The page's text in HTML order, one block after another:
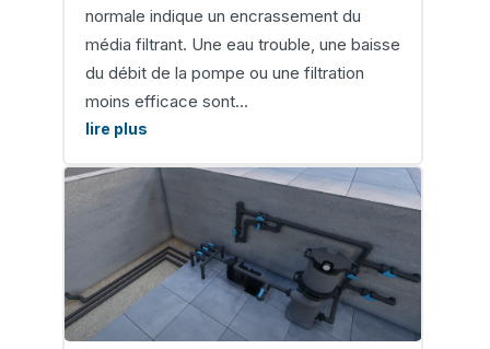
normale indique un encrassement du
média filtrant. Une eau trouble, une baisse
du débit de la pompe ou une filtration
moins efficace sont...
lire plus